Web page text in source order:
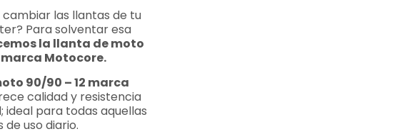
cambiar las llantas de tu
Para solventar esa
la llanta de moto
marca Motocore.
90/90 – 12 marca
calidad y resistencia
ideal para todas aquellas
de uso diario.